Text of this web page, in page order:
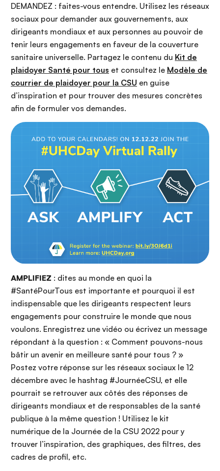
DEMANDEZ : faites-vous entendre. Utilisez les réseaux
sociaux pour demander aux gouvernements, aux
dirigeants mondiaux et aux personnes au pouvoir de
tenir leurs engagements en faveur de la couverture
sanitaire universelle. Partagez le contenu du Kit de
plaidoyer Santé pour tous et consultez le Modèle de
courrier de plaidoyer pour la CSU en guise
d’inspiration et pour trouver des mesures concrètes
afin de formuler vos demandes.
AMPLIFIEZ : dites au monde en quoi la
#SantéPourTous est importante et pourquoi il est
indispensable que les dirigeants respectent leurs
engagements pour construire le monde que nous
voulons. Enregistrez une vidéo ou écrivez un message
répondant à la question : « Comment pouvons-nous
bâtir un avenir en meilleure santé pour tous ? »
Postez votre réponse sur les réseaux sociaux le 12
décembre avec le hashtag #JournéeCSU, et elle
pourrait se retrouver aux côtés des réponses de
dirigeants mondiaux et de responsables de la santé
publique à la même question ! Utilisez le kit
numérique de la Journée de la CSU 2022 pour y
trouver l’inspiration, des graphiques, des filtres, des
cadres de profil, etc.